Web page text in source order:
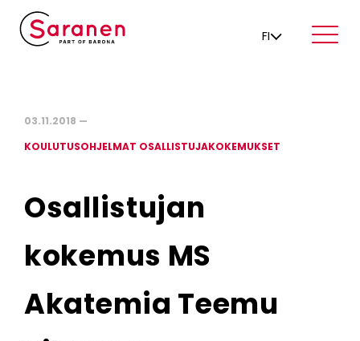
FI
03.11.2018 —
KOULUTUSOHJELMAT OSALLISTUJAKOKEMUKSET
Osallistujan
kokemus MS
Akatemia Teemu